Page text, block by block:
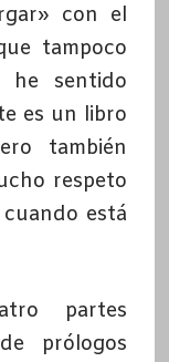
con el
tampoco
he sentido
es un libro
también
respeto
está
partes
prólogos